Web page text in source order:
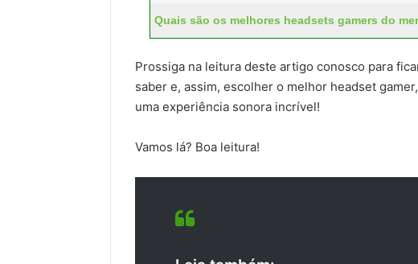
Quais são os melhores headsets gamers do
Prossiga na leitura deste artigo conosco para
saber e, assim, escolher o melhor headset
uma experiência sonora incrível!
Vamos lá? Boa leitura!